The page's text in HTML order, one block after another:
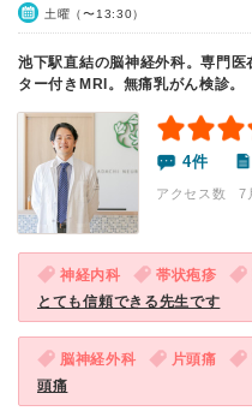
土曜（〜13:30）
池下駅直結の脳神経外科。専門
ター付きMRI。無痛乳がん検診。
4件
アクセス数 7
神経内科 帯状疱疹
とても信頼できる先生です
脳神経外科 片頭痛
頭痛